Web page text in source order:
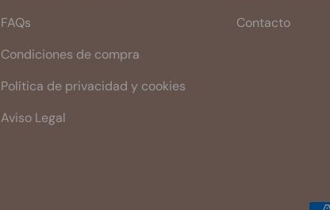
FAQs
Condiciones de compra
Política de privacidad y cookies
Aviso Legal
Contacto